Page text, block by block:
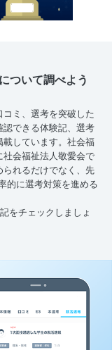
ついて調べよう
ミ、選考を突破した
できる体験記、選考
しています。社会福
会福祉法人敬愛会で
れるだけでなく、先
的に選考対策を進める
をチェックしましょ